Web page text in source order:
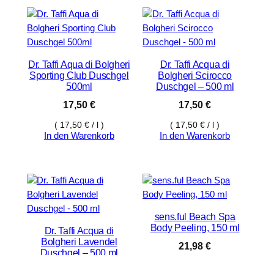
Dr. Taffi Aqua di Bolgheri
Sporting Club Duschgel
500ml
17,50 €
( 17,50 €/ l)
In den Warenkorb
Dr. Taffi Acqua di
Bolgheri Scirocco
Duschgel – 500 ml
17,50€
( 17,50€ / l )
In den Warenkorb
Dr. Taffi Acqua di
Bolgheri Lavendel
sens.ful Beach Spa
Body Peeling, 150 ml
21,98€